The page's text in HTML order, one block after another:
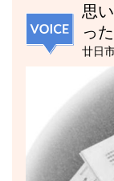
思
っ
廿日